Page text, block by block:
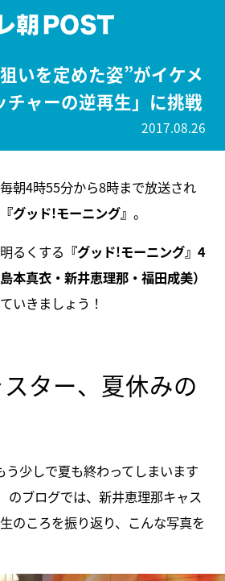
いを定めた姿”がイケメ
チャーの逆再生」に挑戦
2017.08.26
朝4時55分から8時まで放送され
『グッド!モーニング』 。
るくする 『グッド!モーニング』4
本真衣・新井恵理那・福田成美）
いきましょう！
ター、夏休みの
う少しで夏も終わってしまいます
ブログでは、新井恵理那キャス
のころを振り返り、こんな写真を